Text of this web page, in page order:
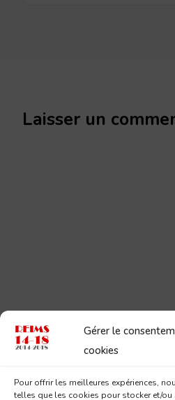
Gérer le
cookies
Pour offrir les meilleures expériences,
telles que les cookies pour stocker et/
Laisser un